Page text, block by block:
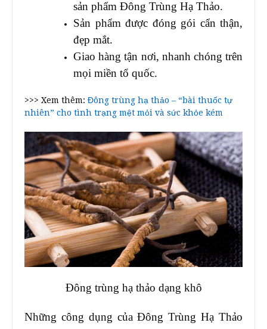
sản phẩm Đông Trùng Hạ Thảo.
Sản phẩm được đóng gói cẩn thận,
đẹp mắt.
Giao hàng tận nơi, nhanh chóng trên
mọi miền tổ quốc.
>>> Xem thêm: Đông trùng hạ thảo – “bài thuốc tự
nhiên” cho tình trạng mệt mỏi và sức khỏe kém
Đông trùng hạ thảo dạng khô
Những công dụng của Đông Trùng Hạ Thảo